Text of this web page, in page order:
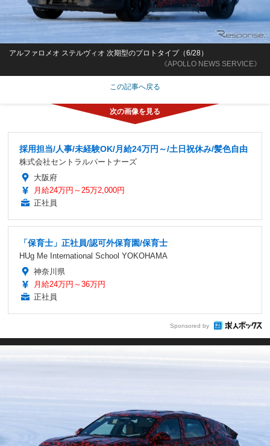
《APOLLO NEWS SERVICE》
アルファロメオ ステルヴィオ 次期型のプロトタイプ（6/28）
この記事へ戻る
採用担当/人事/未経験OK/月給24万円～/土日祝休み/髪色自由
株式会社セントラルパートナーズ
大阪府
月給24万円～25万2,000円
正社員
「保育士」正社員/認可外保育園/保育士
HUg Me International School YOKOHAMA
神奈川県
月給24万円～36万円
正社員
Sponsored by